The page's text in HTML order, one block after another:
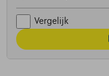
Vergelijk